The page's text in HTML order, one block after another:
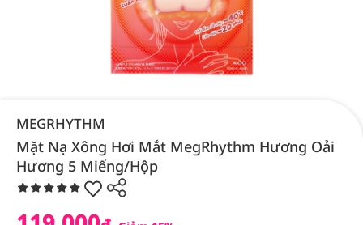
MEGRHYTHM
Mặt Nạ Xông Hơi Mắt MegRhythm Hương Oải
Hương 5 Miếng/Hộp